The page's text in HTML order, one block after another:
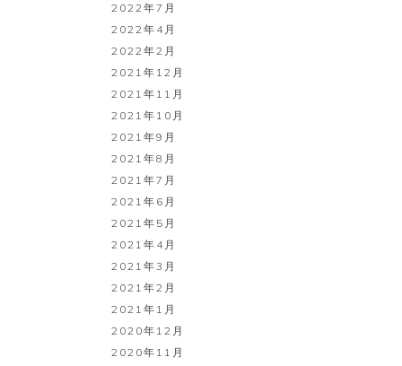
2022年7月
2022年4月
2022年2月
2021年12月
2021年11月
2021年10月
2021年9月
2021年8月
2021年7月
2021年6月
2021年5月
2021年4月
2021年3月
2021年2月
2021年1月
2020年12月
2020年11月